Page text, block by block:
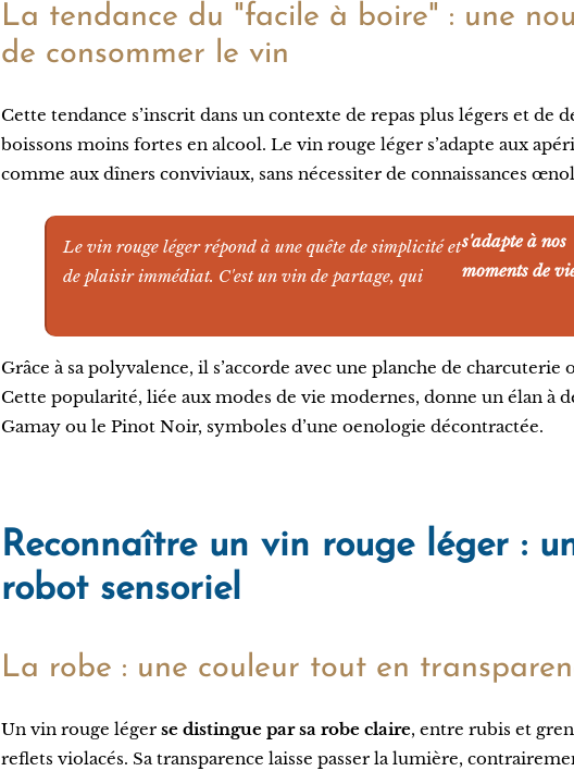
La tendance du "facile à boire" : une
de consommer le vin
Cette tendance s’inscrit dans un contexte de repas plus légers et de
boissons moins fortes en alcool. Le vin rouge léger s’adapte aux
comme aux dîners conviviaux, sans nécessiter de connaissances
Le vin rouge léger répond à une quête de simplicité et
de plaisir immédiat. C'est un vin de partage, qui
s'adapte à nos
moments de
Grâce à sa polyvalence, il s’accorde avec une planche de charcuterie
Cette popularité, liée aux modes de vie modernes, donne un élan à
Gamay ou le Pinot Noir, symboles d’une oenologie décontractée.
Reconnaître un vin rouge léger :
robot sensoriel
La robe : une couleur tout en
Un vin rouge léger se distingue par sa robe claire, entre rubis et
reflets violacés. Sa transparence laisse passer la lumière,